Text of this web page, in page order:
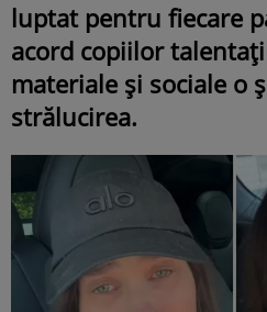
luptat pentru fiecare
acord copiilor
materiale şi sociale o
strălucirea.